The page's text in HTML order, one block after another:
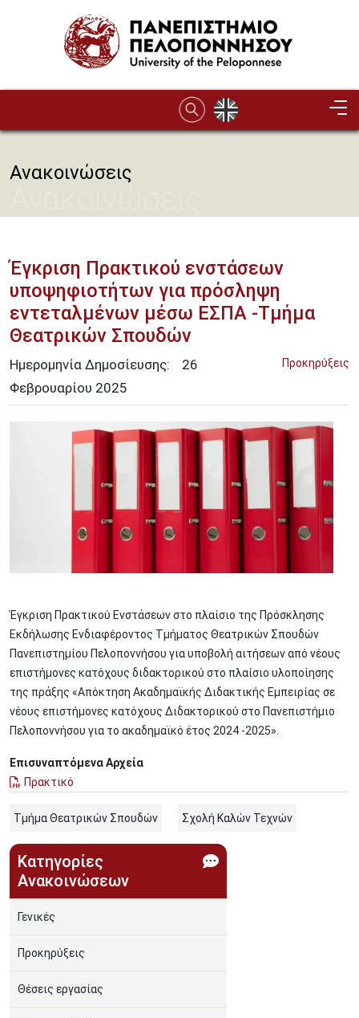
Ανακοινώσεις
Έγκριση Πρακτικού ενστάσεων
υποψηφιοτήτων για πρόσληψη
εντεταλμένων μέσω ΕΣΠΑ -Τμήμα
Θεατρικών Σπουδών
Προκηρύξεις
Ημερομηνία Δημοσίευσης:
26
Φεβρουαρίου 2025
Έγκριση Πρακτικού Ενστάσεων στο πλαίσιο της Πρόσκλησης
Εκδήλωσης Ενδιαφέροντος Τμήματος Θεατρικών Σπουδών
Πανεπιστημίου Πελοποννήσου για υποβολή αιτήσεων από νέους
επιστήμονες κατόχους διδακτορικού στο πλαίσιο υλοποίησης
της πράξης «Απόκτηση Ακαδημαϊκής Διδακτικής Εμπειρίας σε
νέους επιστήμονες κατόχους Διδακτορικού στο Πανεπιστήμιο
Πελοποννήσου για το ακαδημαϊκό έτος 2024 -2025».
Επισυναπτόμενα Αρχεία
Πρακτικό
Τμήμα Θεατρικών Σπουδών Σχολή Καλών Τεχνών
Κατηγορίες
Ανακοινώσεων
Γενικές
Προκηρύξεις
Θέσεις εργασίας